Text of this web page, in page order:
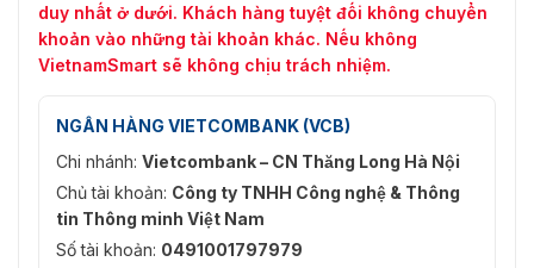
duy nhất ở dưới. Khách hàng tuyệt đối không chuyển
khoản vào những tài khoản khác. Nếu không
VietnamSmart sẽ không chịu trách nhiệm.
NGÂN HÀNG VIETCOMBANK (VCB)
Chi nhánh: Vietcombank – CN Thăng Long Hà Nội
Chủ tài khoản: Công ty TNHH Công nghệ & Thông
tin Thông minh Việt Nam
Số tài khoản: 0491001797979